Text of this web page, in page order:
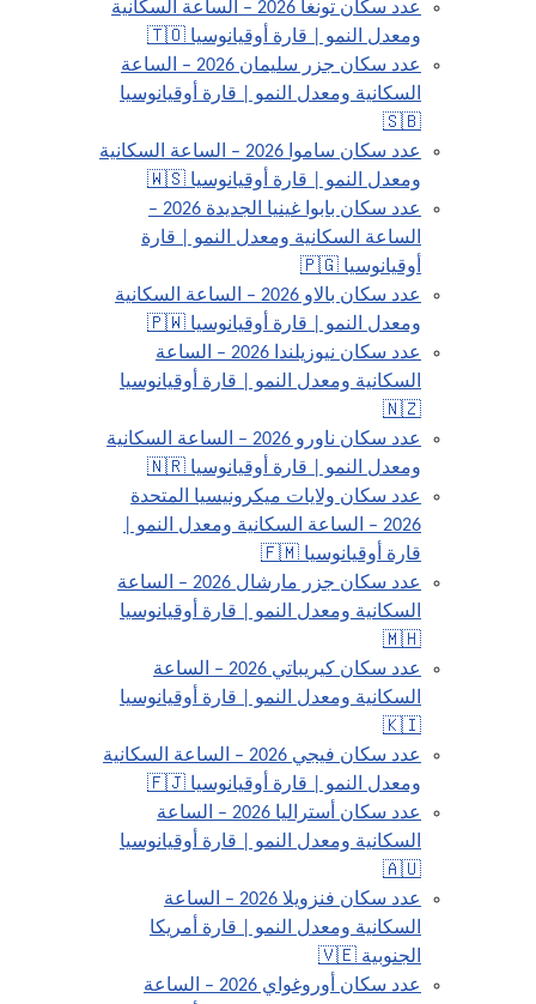
عدد سكان تونغا 2026 – الساعة السكانية
ومعدل النمو | قارة أوقيانوسيا 🇹🇴
عدد سكان جزر سليمان 2026 – الساعة
السكانية ومعدل النمو | قارة أوقيانوسيا
🇸🇧
عدد سكان ساموا 2026 – الساعة السكانية
ومعدل النمو | قارة أوقيانوسيا 🇼🇸
عدد سكان بابوا غينيا الجديدة 2026 –
الساعة السكانية ومعدل النمو | قارة
أوقيانوسيا 🇵🇬
عدد سكان بالاو 2026 – الساعة السكانية
ومعدل النمو | قارة أوقيانوسيا 🇵🇼
عدد سكان نيوزيلندا 2026 – الساعة
السكانية ومعدل النمو | قارة أوقيانوسيا
🇳🇿
عدد سكان ناورو 2026 – الساعة السكانية
ومعدل النمو | قارة أوقيانوسيا 🇳🇷
عدد سكان ولايات ميكرونيسيا المتحدة
2026 – الساعة السكانية ومعدل النمو |
قارة أوقيانوسيا 🇫🇲
عدد سكان جزر مارشال 2026 – الساعة
السكانية ومعدل النمو | قارة أوقيانوسيا
🇲🇭
عدد سكان كيريباتي 2026 – الساعة
السكانية ومعدل النمو | قارة أوقيانوسيا
🇰🇮
عدد سكان فيجي 2026 – الساعة السكانية
ومعدل النمو | قارة أوقيانوسيا 🇫🇯
عدد سكان أستراليا 2026 – الساعة
السكانية ومعدل النمو | قارة أوقيانوسيا
🇦🇺
عدد سكان فنزويلا 2026 – الساعة
السكانية ومعدل النمو | قارة أمريكا
الجنوبية 🇻🇪
عدد سكان أوروغواي 2026 – الساعة